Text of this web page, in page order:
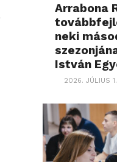
Arrabona
neki
István
2026. JÚLIUS 1.